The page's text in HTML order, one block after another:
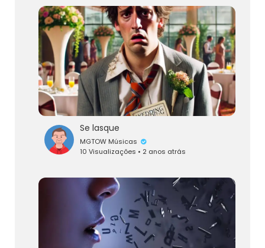
Se lasque
MGTOW Músicas
10 Visualizações • 2 anos atrás